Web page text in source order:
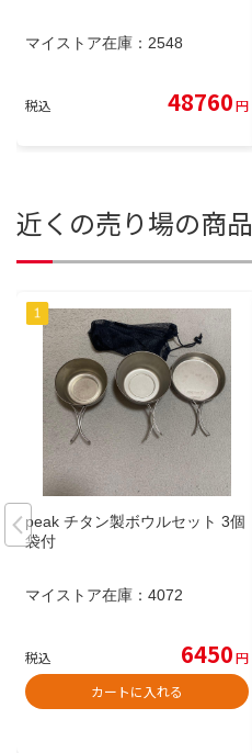
マイストア在庫： 2548
税込 48760円
近くの売り場の商品
peak チタン製ボウルセット 3個
袋付
マイストア在庫： 4072
税込 6450円
カートに入れる